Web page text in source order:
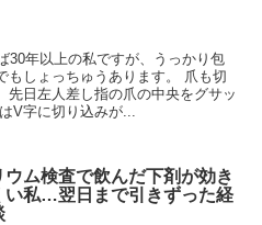
30年以上の私ですが、うっかり包
もしょっちゅうあります。 爪も切
先日左人差し指の爪の中央をグサッ
V字に切り込みが...
ウム検査で飲んだ下剤が効き
い私…翌日まで引きずった経